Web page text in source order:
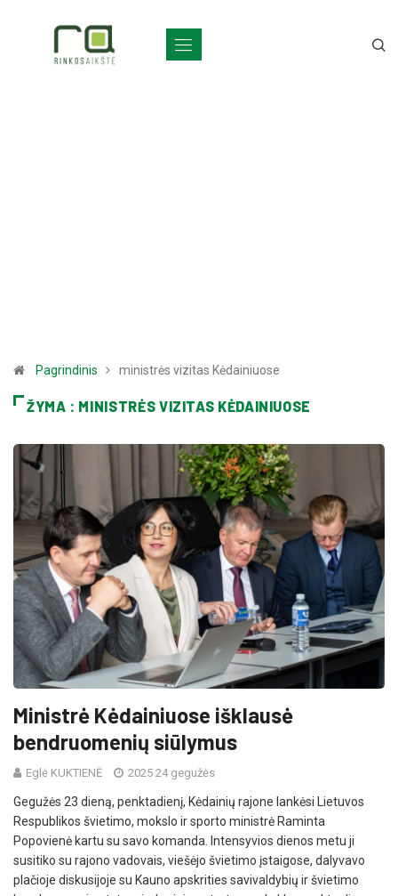
Pagrindinis ministrės vizitas Kėdainiuose
ŽYMA : MINISTRĖS VIZITAS KĖDAINIUOSE
Ministrė Kėdainiuose išklausė
bendruomenių siūlymus
Eglė KUKTIENĖ 2025 24 gegužės
Gegužės 23 dieną, penktadienį, Kėdainių rajone lankėsi Lietuvos
Respublikos švietimo, mokslo ir sporto ministrė Raminta
Popovienė kartu su savo komanda. Intensyvios dienos metu ji
susitiko su rajono vadovais, viešėjo švietimo įstaigose, dalyvavo
plačioje diskusijoje su Kauno apskrities savivaldybių ir švietimo